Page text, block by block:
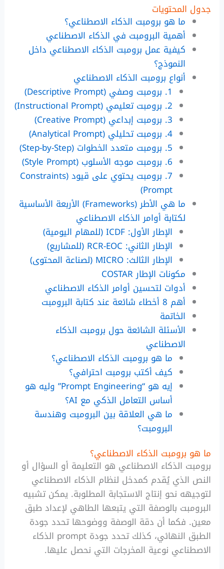
جدول المحتويات
ما هو برومبت الذكاء الاصطناعي؟
أهمية البرومبت في الذكاء الاصطناعي
كيفية عمل برومبت الذكاء الاصطناعي داخل
النموذج؟
أنواع برومبت الذكاء الاصطناعي
1. برومبت وصفي (Descriptive Prompt)
2. برومبت تعليمي (Instructional Prompt)
3. برومبت إبداعي (Creative Prompt)
4. برومبت تحليلي (Analytical Prompt)
5. برومبت متعدد الخطوات (Step-by-Step)
6. برومبت موجه الأسلوب (Style Prompt)
7. برومبت يحتوي على قيود (Constraints
Prompt)
ما هي الأطر (Frameworks) الأربعة الأساسية
لكتابة أوامر الذكاء الاصطناعي
الإطار الأول: ICDF (للمهام اليومية)
الإطار الثاني: RCR-EOC (للمشاريع)
الإطار الثالث: MICRO (لصناعة المحتوى)
مكونات الإطار COSTAR
أدوات لتحسين أوامر الذكاء الاصطناعي
أهم 8 أخطاء شائعة عند كتابة البرومبت
الخاتمة
الأسئلة الشائعة حول برومبت الذكاء
الاصطناعي
ما هو برومبت الذكاء الاصطناعي؟
كيف أكتب برومبت احترافي؟
إيه هو “Prompt Engineering” وليه هو
أساس التعامل الذكي مع AI؟
ما هي العلاقة بين البرومبت وهندسة
البرومبت؟
ما هو برومبت الذكاء الاصطناعي؟
برومبت الذكاء الاصطناعي هو التعليمة أو السؤال أو
النص الذي يُقدم كمدخل لنظام الذكاء الاصطناعي
لتوجيهه نحو إنتاج الاستجابة المطلوبة. يمكن تشبيه
البرومبت بالوصفة التي يتبعها الطاهي لإعداد طبق
معين. فكما أن دقة الوصفة ووضوحها تحدد جودة
الطبق النهائي، كذلك تحدد جودة prompt الذكاء
الاصطناعي نوعية المخرجات التي نحصل عليها.